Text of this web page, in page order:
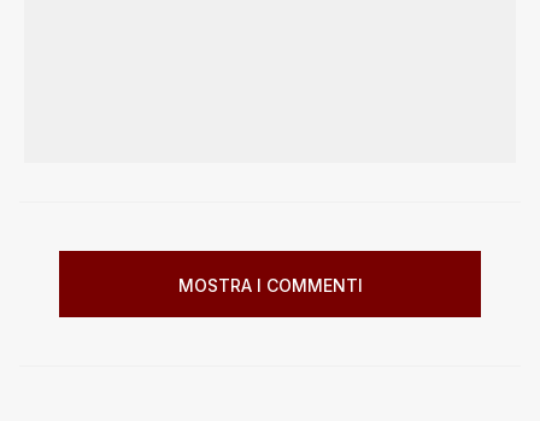
MOSTRA I COMMENTI